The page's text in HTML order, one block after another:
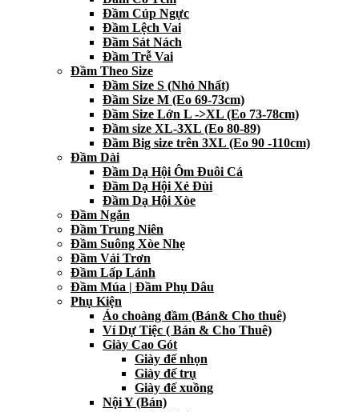
Đầm Cúp Ngực
Đầm Lệch Vai
Đầm Sát Nách
Đầm Trễ Vai
Đầm Theo Size
Đầm Size S (Nhỏ Nhất)
Đầm Size M (Eo 69-73cm)
Đầm Size Lớn L ->XL (Eo 73-78cm)
Đầm size XL-3XL (Eo 80-89)
Đầm Big size trên 3XL (Eo 90 -110cm)
Đầm Dài
Đầm Dạ Hội Ôm Đuôi Cá
Đầm Dạ Hội Xẻ Đùi
Đầm Dạ Hội Xòe
Đầm Ngắn
Đầm Trung Niên
Đầm Suông Xòe Nhẹ
Đầm Vải Trơn
Đầm Lấp Lánh
Đầm Múa | Đầm Phụ Dâu
Phụ Kiện
Áo choàng đầm (Bán& Cho thuê)
Ví Dự Tiệc ( Bán & Cho Thuê)
Giày Cao Gót
Giày đế nhọn
Giày đế trụ
Giày đế xuồng
Nội Y (Bán)